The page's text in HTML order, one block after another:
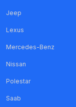
Jeep
Lexus
Mercedes-Benz
Nissan
Polestar
Saab